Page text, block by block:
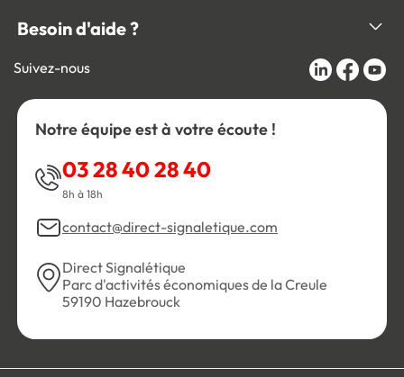
Besoin d'aide ?
Suivez-nous
Notre équipe est à votre écoute !
03 28 40 28 40
8h à 18h
contact@direct-signaletique.com
Direct Signalétique
Parc d'activités économiques de la Creule
59190 Hazebrouck